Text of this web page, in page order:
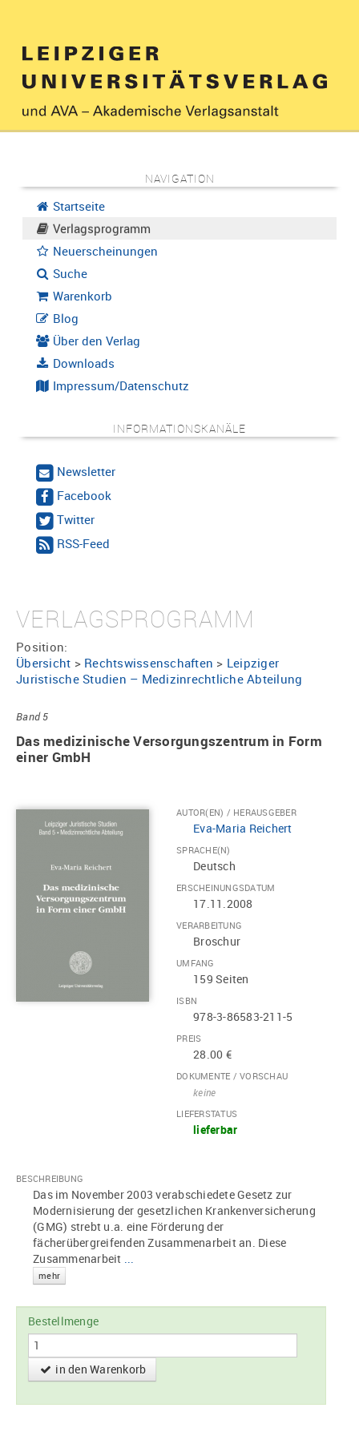
NAVIGATION
Startseite
Verlagsprogramm
Neuerscheinungen
Suche
Warenkorb
Blog
Über den Verlag
Downloads
Impressum/Datenschutz
INFORMATIONSKANÄLE
Newsletter
Facebook
Twitter
RSS-Feed
VERLAGSPROGRAMM
Position:
Übersicht > Rechtswissenschaften > Leipziger
Juristische Studien – Medizinrechtliche Abteilung
Band 5
Das medizinische Versorgungszentrum in Form
einer GmbH
AUTOR(EN) / HERAUSGEBER
Eva-Maria Reichert
SPRACHE(N)
Deutsch
ERSCHEINUNGSDATUM
17.11.2008
VERARBEITUNG
Broschur
UMFANG
159 Seiten
ISBN
978-3-86583-211-5
PREIS
28.00 €
DOKUMENTE / VORSCHAU
keine
LIEFERSTATUS
lieferbar
BESCHREIBUNG
Das im November 2003 verabschiedete Gesetz zur
Modernisierung der gesetzlichen Krankenversicherung
(GMG) strebt u.a. eine Förderung der
fächerübergreifenden Zusammenarbeit an. Diese
Zusammenarbeit ...
mehr
Bestellmenge
in den Warenkorb